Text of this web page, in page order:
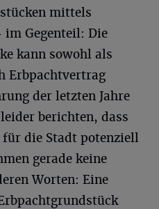
mittels
Gegenteil: Die
kann sowohl als
Erbpachtvertrag
der letzten Jahre
berichten, dass
die Stadt potenziell
gerade keine
Worten: Eine